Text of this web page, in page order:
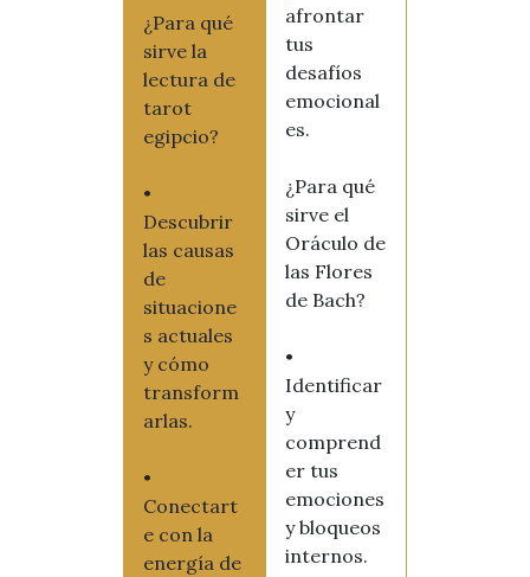
¿Para qué
sirve la
lectura de
tarot
egipcio?
•
Descubrir
las causas
de
situacione
s actuales
y cómo
transform
arlas.
•
Conectart
e con la
energía de
afrontar
tus
desafíos
emocional
es.
¿Para qué
sirve el
Oráculo de
las Flores
de Bach?
•
Identificar
y
comprend
er tus
emociones
y bloqueos
internos.